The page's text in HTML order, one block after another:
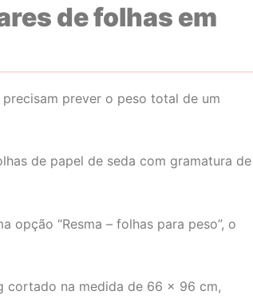
de folhas em
prever o peso total de um
de papel de seda com gramatura de
opção “Resma – folhas para peso”, o
cortado na medida de 66 x 96 cm,